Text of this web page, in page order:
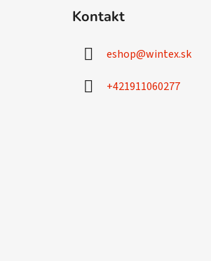
Kontakt
eshop@wintex.sk
+421911060277